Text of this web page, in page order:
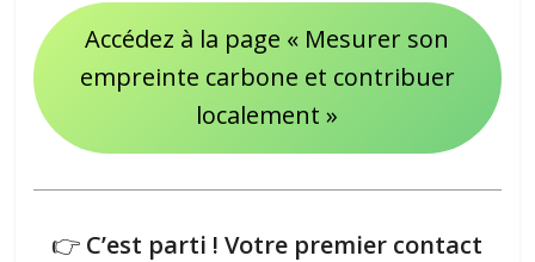
Accédez à la page « Mesurer son
empreinte carbone et contribuer
localement »
👉 C’est parti ! Votre premier contact